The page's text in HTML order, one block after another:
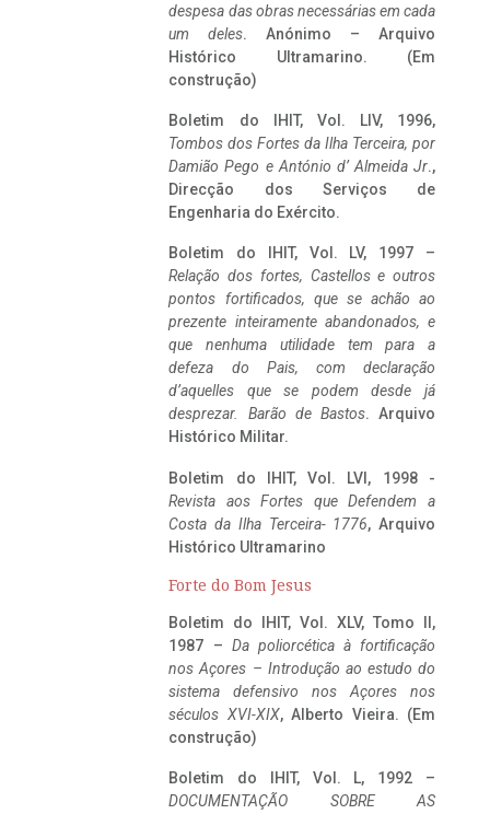
despesa das obras necessárias em cada
um deles. Anónimo – Arquivo
Histórico Ultramarino. (Em
construção)
Boletim do IHIT, Vol. LIV, 1996,
Tombos dos Fortes da Ilha Terceira, por
Damião Pego e António d’ Almeida Jr.,
Direcção dos Serviços de
Engenharia do Exército.
Boletim do IHIT, Vol. LV, 1997 –
Relação dos fortes, Castellos e outros
pontos fortificados, que se achão ao
prezente inteiramente abandonados, e
que nenhuma utilidade tem para a
defeza do Pais, com declaração
d’aquelles que se podem desde já
desprezar. Barão de Bastos. Arquivo
Histórico Militar.
Boletim do IHIT, Vol. LVI, 1998 -
Revista aos Fortes que Defendem a
Costa da Ilha Terceira- 1776, Arquivo
Histórico Ultramarino
Forte do Bom Jesus
Boletim do IHIT, Vol. XLV, Tomo II,
1987 – Da poliorcética à fortificação
nos Açores – Introdução ao estudo do
sistema defensivo nos Açores nos
séculos XVI-XIX, Alberto Vieira. (Em
construção)
Boletim do IHIT, Vol. L, 1992 –
DOCUMENTAÇÃO SOBRE AS